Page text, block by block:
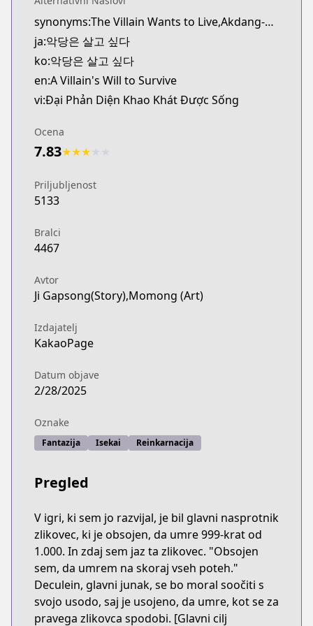
synonyms:The Villain Wants to Live,Akdang-eun Salgo Sipda
ja:악당은 살고 싶다
ko:악당은 살고 싶다
en:A Villain's Will to Survive
vi:Đại Phản Diện Khao Khát Được Sống
Ocena
7.83★★★
Priljubljenost
5133
Bralci
4467
Avtor
Ji Gapsong(Story),Momong (Art)
Izdajatelj
KakaoPage
Datum objave
2/28/2025
Oznake
Fantazija Isekai Reinkarnacija
Pregled
V igri, ki sem jo razvijal, je bil glavni nasprotnik
zlikovec, ki je obsojen, da umre 999-krat od
1.000. In zdaj sem jaz ta zlikovec. "Obsojen
sem, da umrem na skoraj vseh poteh."
Deculein, glavni junak, se bo moral soočiti s
svojo usodo, saj je usojeno, da umre, kot se za
pravega zlikovca spodobi. [Glavni cilj